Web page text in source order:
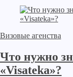
Визовые агенства
Что нужно
«Visateka»?